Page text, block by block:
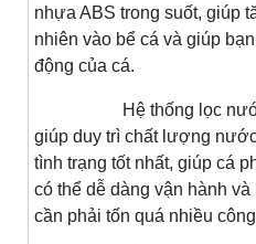
nhựa ABS trong suốt, giúp
nhiên vào bể cá và giúp
động của cá.
Hệ thống lọc
giúp duy trì chất lượng
tình trạng tốt nhất, giúp cá
có thể dễ dàng vận hành
cần phải tốn quá nhiều